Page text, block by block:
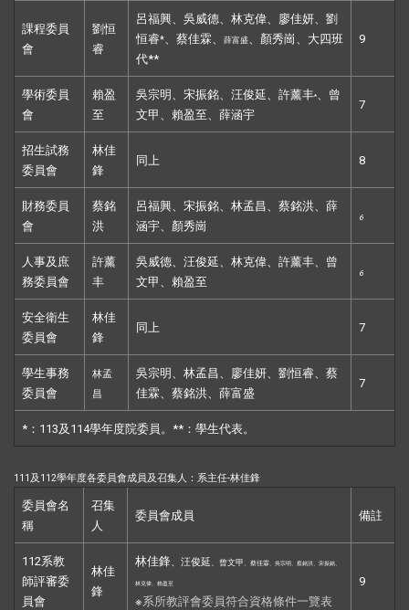
課程委員
會
劉恒
睿
呂福興、吳威德、林克偉、廖佳妍、劉
恒睿*、蔡佳霖、 薛富盛、顏秀崗、大四班
代**
9
學術委員
會
賴盈
至
吳宗明、宋振銘、汪俊延、許薰丰*、曾
文甲、賴盈至、薛涵宇
7
招生試務
委員會
林佳
鋒
同上 8
財務委員
會
蔡銘
洪
呂福興、宋振銘、林孟昌、蔡銘洪、薛
涵宇、顏秀崗
6
人事及庶
務委員會
許薰
丰
吳威德、汪俊延、林克偉、許薰丰、曾
文甲、賴盈至
6
安全衛生
委員會
林佳
鋒
同上 7
學生事務
委員會
林孟
昌
吳宗明、林孟昌、廖佳妍、劉恒睿、蔡
佳霖、蔡銘洪、薛富盛
7
*：113及114學年度院委員。**：學生代表。
111及112學年度各委員會成員及召集人： 系主任-林佳鋒
委員會名
稱
召集
人
委員會成員 備註
112系教
師評審委
員會
林佳
鋒
林佳鋒、汪俊延 、曾文甲 、蔡佳霖 、吳宗明 、蔡銘洪 、宋振銘
林克偉 、賴盈至
※系所教評會委員符合資格條件一覽表
9